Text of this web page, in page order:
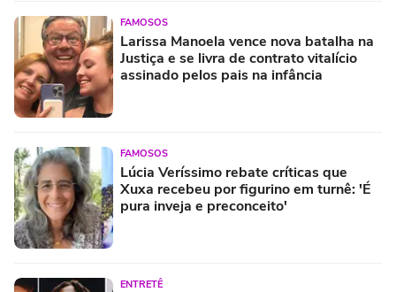
FAMOSOS
Larissa Manoela vence nova batalha na
Justiça e se livra de contrato vitalício
assinado pelos pais na infância
FAMOSOS
Lúcia Veríssimo rebate críticas que
Xuxa recebeu por figurino em turnê: 'É
pura inveja e preconceito'
ENTRETÊ